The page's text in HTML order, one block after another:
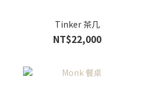
Tinker 茶几
NT$22,000